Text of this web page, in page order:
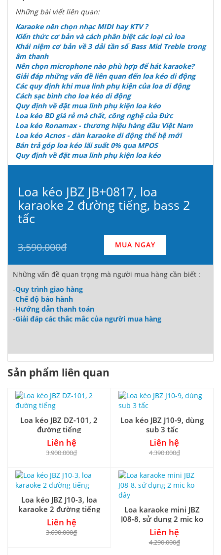
Những bài viết liên quan:
Karaoke nên chọn nhạc MIDI hay KTV ?
Kiến thức cơ bản và cách phân biệt các loại củ loa
Khái niệm cơ bản về 3 dải tần số Bass Mid Treble trong
âm thanh
Nên chọn microphone nào phù hợp để hát karaoke?
Giải đáp những vấn đề liên quan đến loa kéo di động
Các quy định khi mua linh phụ kiện của loa di động
Cách sạc bình cho loa kéo di động
Quy định về đặt mua linh phụ kiện loa kéo
Loa kéo BD giá rẻ mà chất, công nghệ của Đức
Loa kéo Ronamax - thương hiệu hàng đầu Việt Nam
Loa kéo Acnos - dàn karaoke di động thế hệ mới
Bán trả góp loa kéo lãi suất 0% qua MPOS
Quy định về đặt mua linh phụ kiện loa kéo
Loa kéo JBZ JB+0817, loa
karaoke 2 đường tiếng, bass 2
tấc
3.590.000đ MUA NGAY
Những vấn đề quan trọng mà người mua hàng cần biết :
-Quy trình giao hàng
-Chế độ bảo hành
-Hướng dẫn thanh toán
-Giải đáp các thắc mắc của người mua hàng
Sản phẩm liên quan
Loa kéo JBZ DZ-101, 2
đường tiếng
Liên hệ
3.900.000₫
Loa kéo JBZ J10-9, dùng
sub 3 tấc
Liên hệ
4.390.000₫
Loa kéo JBZ J10-3, loa
karaoke 2 đường tiếng
Liên hệ
3.690.000₫
Loa karaoke mini JBZ
J08-8, sử dụng 2 mic ko
dây
Liên hệ
4.290.000₫